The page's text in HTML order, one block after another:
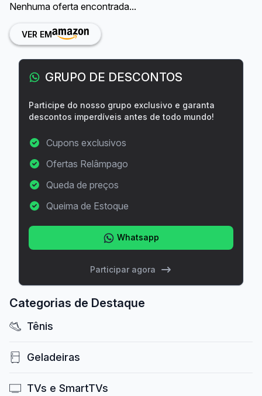
Nenhuma oferta encontrada...
VER EM
GRUPO DE DESCONTOS
Participe do nosso grupo exclusivo e garanta
descontos imperdíveis antes de todo mundo!
Cupons exclusivos
Ofertas Relâmpago
Queda de preços
Queima de Estoque
Whatsapp
Participar agora
Categorias de Destaque
Tênis
Geladeiras
TVs e SmartTVs